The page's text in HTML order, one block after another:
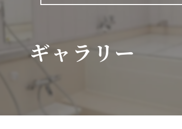
ギャラリー